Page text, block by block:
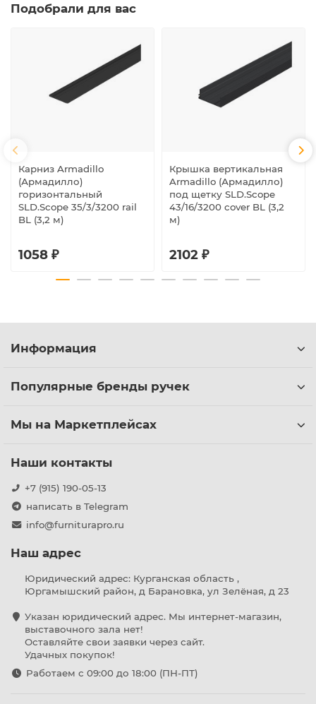
Подобрали для вас
Карниз Armadillo
(Армадилло)
горизонтальный
SLD.Scope 35/3/3200 rail
BL (3,2 м)
1058 ₽
Крышка вертикальная
Armadillo (Армадилло)
под щетку SLD.Scope
43/16/3200 cover BL (3,2
м)
2102 ₽
Информация
Популярные бренды ручек
Мы на Маркетплейсах
Наши контакты
+7 (915) 190-05-13
написать в Telegram
info@furniturapro.ru
Наш адрес
Юридический адрес: Курганская область ,
Юргамышский район, д Барановка, ул Зелёная, д 23
Указан юридический адрес. Мы интернет-магазин,
выставочного зала нет!
Оставляйте свои заявки через сайт.
Удачных покупок!
Работаем с 09:00 до 18:00 (ПН-ПТ)